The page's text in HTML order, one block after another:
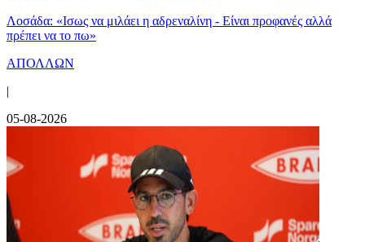
Λοσάδα: «Ισως να μιλάει η αδρεναλίνη - Είναι προφανές αλλά
πρέπει να το πω»
ΑΠΟΛΛΩΝ
|
05-08-2026